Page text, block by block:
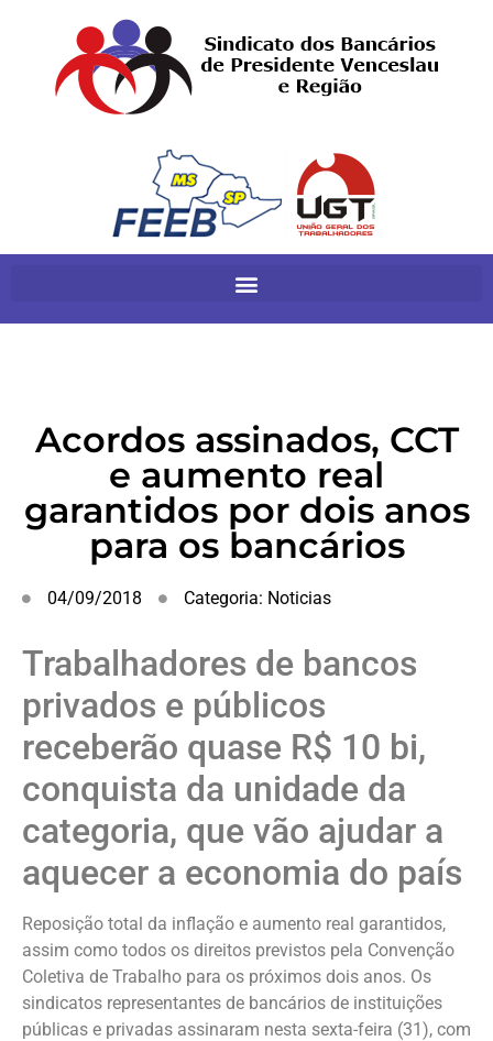
Acordos assinados, CCT
e aumento real
garantidos por dois anos
para os bancários
04/09/2018 Categoria: Noticias
Trabalhadores de bancos
privados e públicos
receberão quase R$ 10 bi,
conquista da unidade da
categoria, que vão ajudar a
aquecer a economia do país
Reposição total da inflação e aumento real garantidos,
assim como todos os direitos previstos pela Convenção
Coletiva de Trabalho para os próximos dois anos. Os
sindicatos representantes de bancários de instituições
públicas e privadas assinaram nesta sexta-feira (31), com